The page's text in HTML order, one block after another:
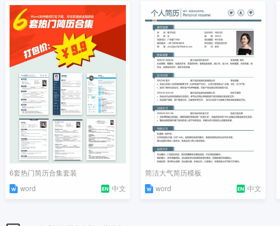
6套热门简历合集套装
word
中文
简洁大气简历模板
word
中文